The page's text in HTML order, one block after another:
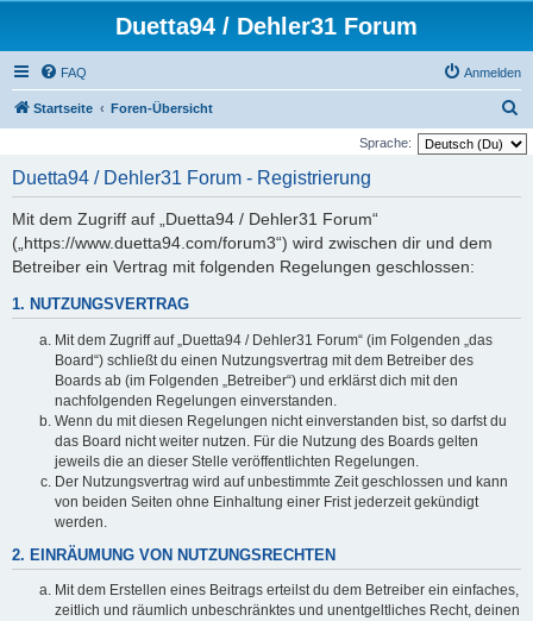
Duetta94 / Dehler31 Forum
FAQ Anmelden
Startseite Foren-Übersicht
u
Sprache:
Duetta94 / Dehler31 Forum - Registrierung
Mit dem Zugriff auf „Duetta94 / Dehler31 Forum“
(„https://www.duetta94.com/forum3“) wird zwischen dir und dem
Betreiber ein Vertrag mit folgenden Regelungen geschlossen:
1. NUTZUNGSVERTRAG
Mit dem Zugriff auf „Duetta94 / Dehler31 Forum“ (im Folgenden „das
Board“) schließt du einen Nutzungsvertrag mit dem Betreiber des
Boards ab (im Folgenden „Betreiber“) und erklärst dich mit den
nachfolgenden Regelungen einverstanden.
Wenn du mit diesen Regelungen nicht einverstanden bist, so darfst du
das Board nicht weiter nutzen. Für die Nutzung des Boards gelten
jeweils die an dieser Stelle veröffentlichten Regelungen.
Der Nutzungsvertrag wird auf unbestimmte Zeit geschlossen und kann
von beiden Seiten ohne Einhaltung einer Frist jederzeit gekündigt
werden.
2. EINRÄUMUNG VON NUTZUNGSRECHTEN
Mit dem Erstellen eines Beitrags erteilst du dem Betreiber ein einfaches,
zeitlich und räumlich unbeschränktes und unentgeltliches Recht, deinen